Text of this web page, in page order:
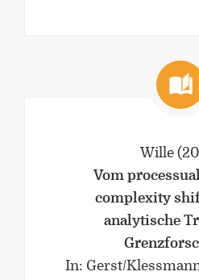
Wille
Vom
complexity
analytische
In: Gerst/